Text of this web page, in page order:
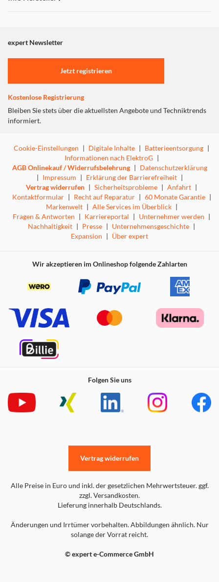
"Marketing".
Einstellungen anpassen
expert Newsletter
Jetzt registrieren
Kostenlose Registrierung
Bleiben Sie stets über die aktuellsten Angebote und Techniktrends
informiert.
Cookie-Einstellungen | Digitale Inhalte | Batterieentsorgung |
Informationen nach ElektroG |
AGB Onlinekauf / Widerrufsbelehrung | Datenschutzerklärung
| Impressum | Erklärung der Barrierefreiheit |
Vertrag widerrufen | Sicherheitsprobleme | Anfahrt |
Kontaktformular | Recht auf Reparatur | 60 Monate Garantie |
Markenwelt | Alle Services im Überblick |
Fragen & Antworten | Karriereportal | Unternehmer werden |
Nachhaltigkeit | Presse | Unternehmensgeschichte |
Expansion | Über expert
Wir akzeptieren im Onlineshop folgende Zahlarten
Folgen Sie uns
Alle Preise in Euro und inkl. der gesetzlichen Mehrwertsteuer. ggf.
zzgl. Versandkosten.
Lieferung innerhalb Deutschlands.
Änderungen und Irrtümer vorbehalten. Abbildungen ähnlich. Nur
solange der Vorrat reicht.
© expert e-Commerce GmbH
Vertrag widerrufen